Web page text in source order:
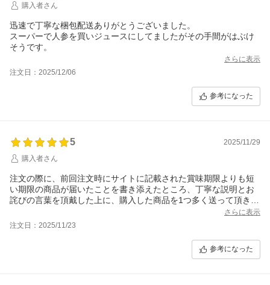
購入者さん
迅速で丁寧な梱包配送ありがとうございました。
スーパーで人参を買いジュースにしてましたがその手間がはぶけ
そうです。
さらに表示
注文日：2025/12/06
参考になった
5
2025/11/29
購入者さん
注文の際に、前回注文時にサイトに記載された賞味期限よりも短
い期限の商品が届いたことを書き添えたところ、丁寧な説明とお
詫びの言葉を頂戴した上に、購入した商品を1つ多く送って頂きま
問合せやレビューではなく注文時の要望欄に書き添えたのです
さらに表示
注文日：2025/11/23
参考になった